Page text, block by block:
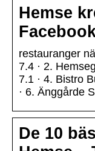
Hemse
restauranger
7.4 · 2.
7.1 · 4. Bistro
· 6. Änggårde
De 10